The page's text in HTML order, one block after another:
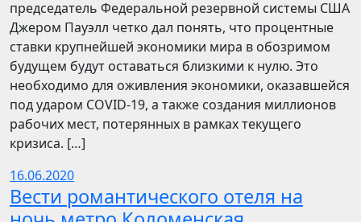
председатель Федеральной резервной системы США
Джером Пауэлл четко дал понять, что процентные
ставки крупнейшей экономики мира в обозримом
будущем будут оставаться близкими к нулю. Это
необходимо для оживления экономики, оказавшейся
под ударом COVID-19, а также создания миллионов
рабочих мест, потерянных в рамках текущего
кризиса. […]
16.06.2020
Вести романтического отеля на